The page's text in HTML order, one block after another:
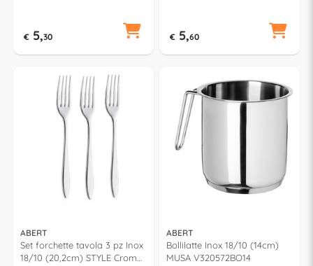
€ 5,30 € 5,60
ABERT
Set forchette tavola 3 pz Inox
18/10 (20,2cm) STYLE Cromo
ABERT
Bollilatte Inox 18/10 (14cm)
MUSA V320572BO14